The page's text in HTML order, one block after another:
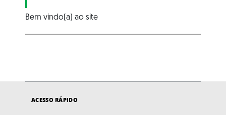
Bem vindo(a) ao site
ACESSO RÁPIDO